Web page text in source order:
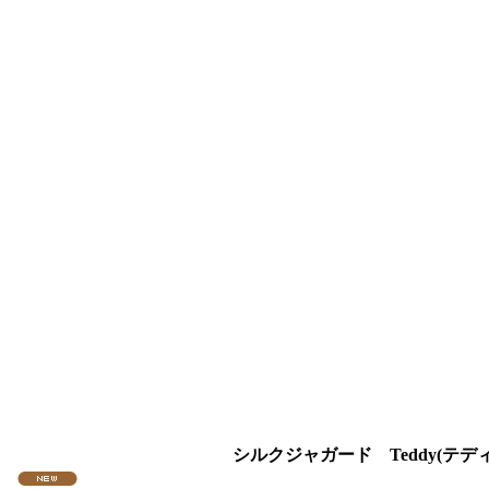
シルクジャガード Teddy(テディ